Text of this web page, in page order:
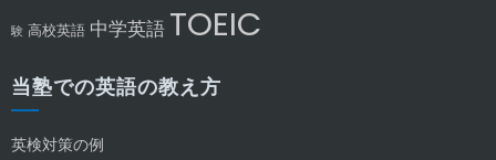
験 高校英語 中学英語 TOEIC
当塾での英語の教え方
英検対策の例